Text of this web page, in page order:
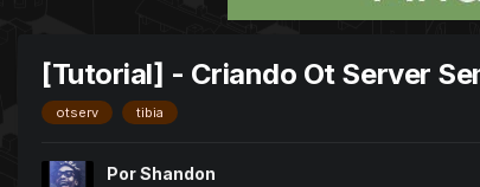
[Tutorial] - Criando Ot Server
otserv tibia
PorShandon